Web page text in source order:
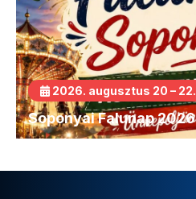
2026. augusztus 20 – 22.
Soponyai Falunap 2026